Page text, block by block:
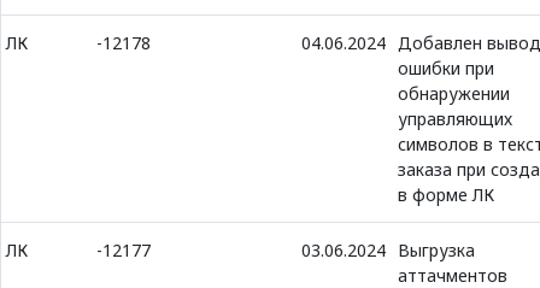
ЛК -12178 04.06.2024 Добавлен вывод
ошибки при
обнаружении
управляющих
символов в
заказа при
в форме ЛК
ЛК -12177 03.06.2024 Выгрузка
аттачментов